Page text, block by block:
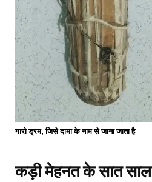
गारो ड्रम, जिसे दामा के नाम से जाना जाता है
कड़ी मेहनत के सात साल